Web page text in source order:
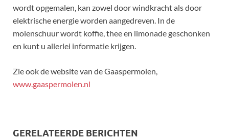
wordt opgemalen, kan zowel door windkracht als door
elektrische energie worden aangedreven. In de
molenschuur wordt koffie, thee en limonade geschonken
en kunt u allerlei informatie krijgen.
Zie ook de website van de Gaaspermolen,
www.gaaspermolen.nl
GERELATEERDE BERICHTEN